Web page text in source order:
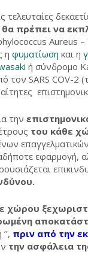
θα πρέπει να
Aureus
η φυματίωση και η
ή σύνδρομο
τον SARS COV-2
την
του κάθε
εφαρμογή,
χώρου
πριν από την
την ασφάλεια